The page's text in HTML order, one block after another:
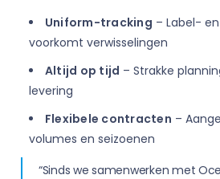
Uniform-tracking – Label-
voorkomt verwisselingen
Altijd op tijd – Strakke
levering
Flexibele contracten –
volumes en seizoenen
“Sinds we samenwerken met